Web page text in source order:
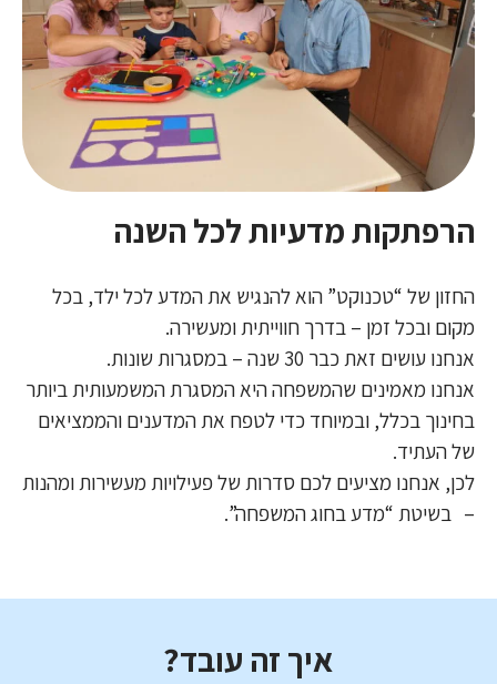
הרפתקות מדעיות לכל השנה
החזון של “טכנוקט” הוא להנגיש את המדע לכל ילד, בכל
מקום ובכל זמן – בדרך חווייתית ומעשירה.
אנחנו עושים זאת כבר 30 שנה – במסגרות שונות.
אנחנו מאמינים שהמשפחה היא המסגרת המשמעותית ביותר
בחינוך בכלל, ובמיוחד כדי לטפח את המדענים והממציאים
של העתיד.
לכן, אנחנו מציעים לכם סדרות של פעילויות מעשירות ומהנות
– בשיטת “מדע בחוג המשפחה”.
איך זה עובד?